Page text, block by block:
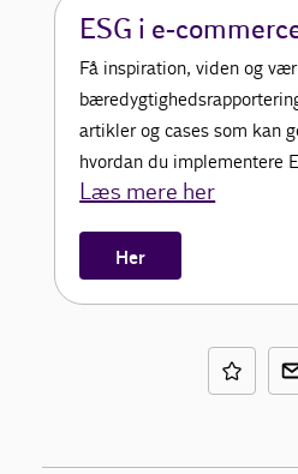
ESG i e-
Få inspiration, viden og
artikler og cases som kan
hvordan du implementere
Læs mere her
Her